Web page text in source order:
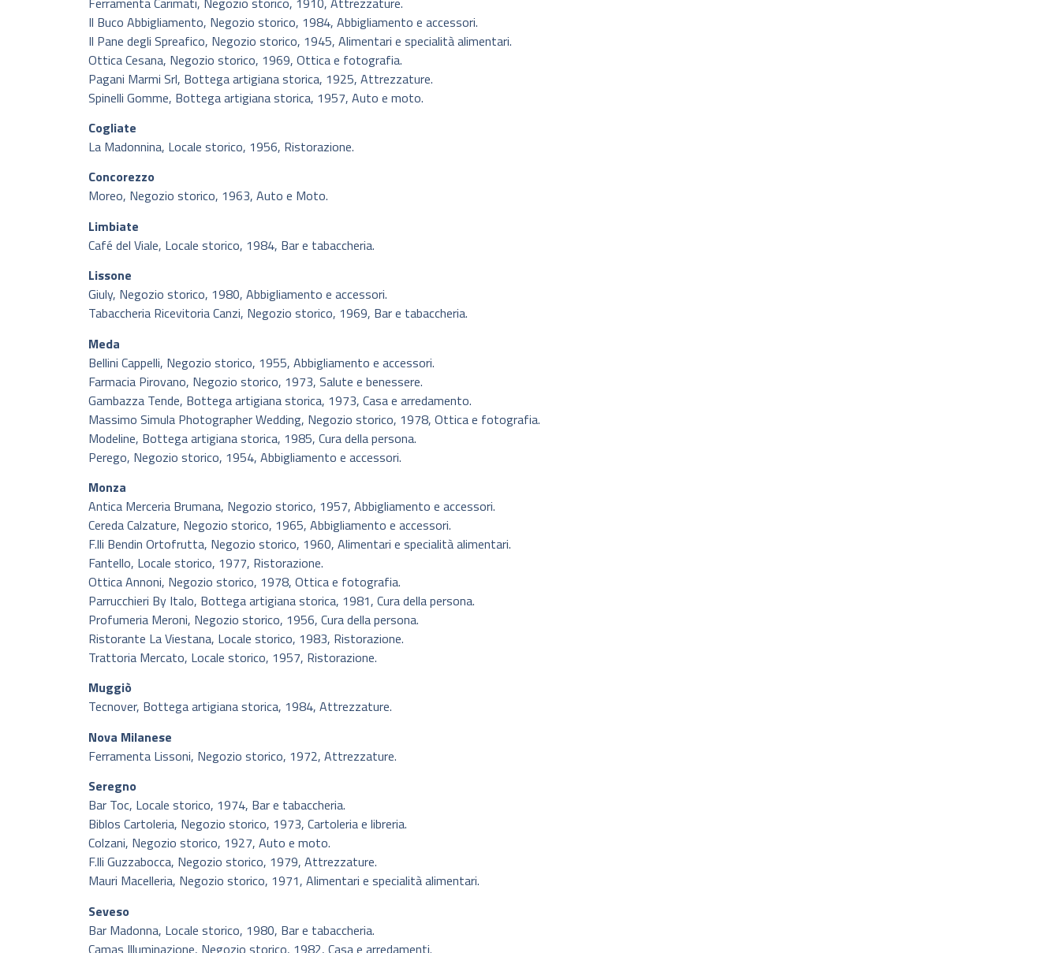
Il Buco Abbigliamento, Negozio storico, 1984, Abbigliamento e accessori.
Il Pane degli Spreafico, Negozio storico, 1945, Alimentari e specialità alimentari.
Ottica Cesana, Negozio storico, 1969, Ottica e fotografia.
Pagani Marmi Srl, Bottega artigiana storica, 1925, Attrezzature.
Spinelli Gomme, Bottega artigiana storica, 1957, Auto e moto.
Cogliate
La Madonnina, Locale storico, 1956, Ristorazione.
Concorezzo
Moreo, Negozio storico, 1963, Auto e Moto.
Limbiate
Café del Viale, Locale storico, 1984, Bar e tabaccheria.
Lissone
Giuly, Negozio storico, 1980, Abbigliamento e accessori.
Tabaccheria Ricevitoria Canzi, Negozio storico, 1969, Bar e tabaccheria.
Meda
Bellini Cappelli, Negozio storico, 1955, Abbigliamento e accessori.
Farmacia Pirovano, Negozio storico, 1973, Salute e benessere.
Gambazza Tende, Bottega artigiana storica, 1973, Casa e arredamento.
Massimo Simula Photographer Wedding, Negozio storico, 1978, Ottica e fotografia.
Modeline, Bottega artigiana storica, 1985, Cura della persona.
Perego, Negozio storico, 1954, Abbigliamento e accessori.
Monza
Antica Merceria Brumana, Negozio storico, 1957, Abbigliamento e accessori.
Cereda Calzature, Negozio storico, 1965, Abbigliamento e accessori.
F.lli Bendin Ortofrutta, Negozio storico, 1960, Alimentari e specialità alimentari.
Fantello, Locale storico, 1977, Ristorazione.
Ottica Annoni, Negozio storico, 1978, Ottica e fotografia.
Parrucchieri By Italo, Bottega artigiana storica, 1981, Cura della persona.
Profumeria Meroni, Negozio storico, 1956, Cura della persona.
Ristorante La Viestana, Locale storico, 1983, Ristorazione.
Trattoria Mercato, Locale storico, 1957, Ristorazione.
Muggiò
Tecnover, Bottega artigiana storica, 1984, Attrezzature.
Nova Milanese
Ferramenta Lissoni, Negozio storico, 1972, Attrezzature.
Seregno
Bar Toc, Locale storico, 1974, Bar e tabaccheria.
Biblos Cartoleria, Negozio storico, 1973, Cartoleria e libreria.
Colzani, Negozio storico, 1927, Auto e moto.
F.lli Guzzabocca, Negozio storico, 1979, Attrezzature.
Mauri Macelleria, Negozio storico, 1971, Alimentari e specialità alimentari.
Seveso
Bar Madonna, Locale storico, 1980, Bar e tabaccheria.
Camas Illuminazione, Negozio storico, 1982, Casa e arredamenti.